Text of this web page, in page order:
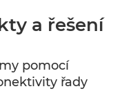
a řešení
pomocí
řady